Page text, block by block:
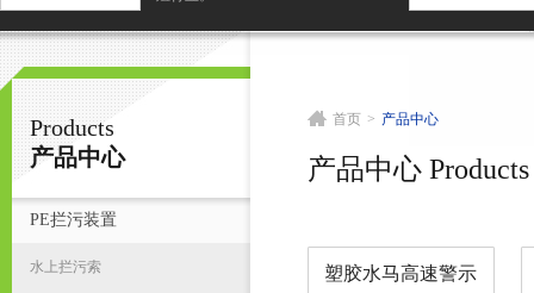
首
Products
产品中心
PE拦污装置
水上拦污索
首页 > 产品中心
产品中心 Products
塑胶水马高速警示